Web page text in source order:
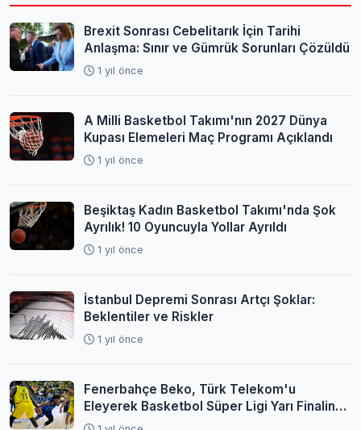
Brexit Sonrası Cebelitarık İçin Tarihi
Anlaşma: Sınır ve Gümrük Sorunları Çözüldü
1 yıl önce
A Milli Basketbol Takımı'nın 2027 Dünya
Kupası Elemeleri Maç Programı Açıklandı
1 yıl önce
Beşiktaş Kadın Basketbol Takımı'nda Şok
Ayrılık! 10 Oyuncuyla Yollar Ayrıldı
1 yıl önce
İstanbul Depremi Sonrası Artçı Şoklar:
Beklentiler ve Riskler
1 yıl önce
Fenerbahçe Beko, Türk Telekom'u
Eleyerek Basketbol Süper Ligi Yarı Finaline
Yükseldi